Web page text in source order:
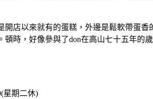
店以來就有的蛋糕，外邊是鬆軟帶蛋
時，好像參與了don在高山七十五年的歲
星期二休)